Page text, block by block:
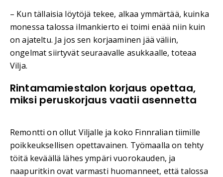
– Kun tällaisia löytöjä tekee, alkaa ymmärtää, kuinka
monessa talossa ilmankierto ei toimi enää niin kuin
on ajateltu. Ja jos sen korjaaminen jää väliin,
ongelmat siirtyvät seuraavalle asukkaalle, toteaa
Vilja.
Rintamamiestalon korjaus opettaa,
miksi peruskorjaus vaatii asennetta
Remontti on ollut Viljalle ja koko Finnralian tiimille
poikkeuksellisen opettavainen. Työmaalla on tehty
töitä keväällä lähes ympäri vuorokauden, ja
naapuritkin ovat varmasti huomanneet, että talossa